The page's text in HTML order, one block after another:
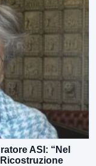
ASI: “Nel